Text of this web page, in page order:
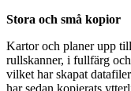
Stora och små kopior
Kartor och planer upp
rullskanner, i fullfärg
vilket har skapat
har sedan kopierats